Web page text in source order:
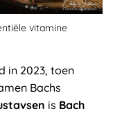
vitamine
in 2023, toen
Bachs
is Bach